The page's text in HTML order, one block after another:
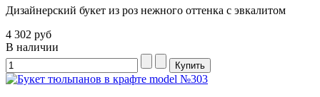
Дизайнерский букет из роз нежного оттенка с эвкалитом
4 302 руб
В наличии